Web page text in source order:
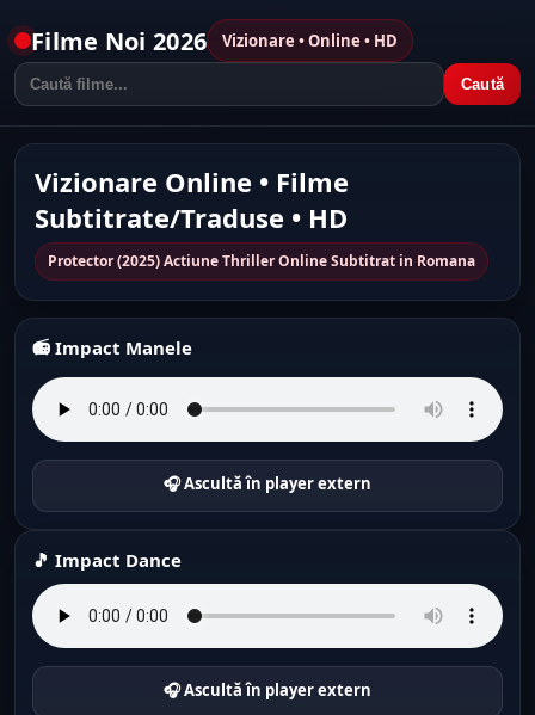
Filme Noi 2026 Vizionare • Online • HD
Caută
Vizionare Online • Filme
Subtitrate/Traduse • HD
Protector (2025) Actiune Thriller Online Subtitrat in Romana
📻 Impact Manele
🎧 Ascultă în player extern
🎵 Impact Dance
🎧 Ascultă în player extern